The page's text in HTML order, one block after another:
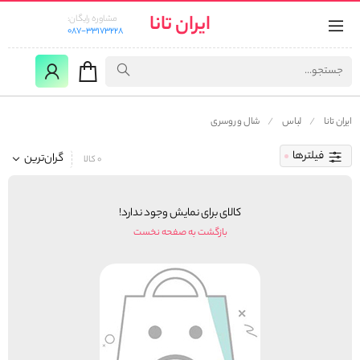
ایران تانا
مشاوره رایگان:
087-33173228
ایران تانا لباس شال و روسری
فیلترها گران‌ترین 0 کالا
کالای برای نمایش وجود ندارد!
بازگشت به صفحه نخست